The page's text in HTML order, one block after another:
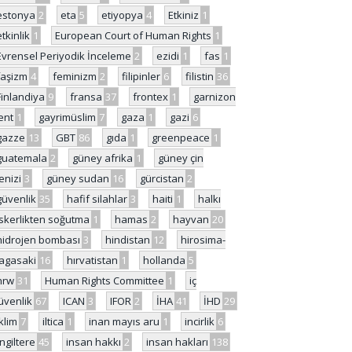
2 eta 5 etiyopya 4 Etkiniz 1
1 European Court of Human Rights 1
Periyodik İnceleme 2 ezidi 1 fas 1
4 feminizm 2 filipinler 6 filistin 36
9 fransa 37 frontex 1
garnizon
1 gayrimüslim 7 gaza 1 gazi 6
13 GBT 86 gıda 1 greenpeace 1
2 güney afrika 1
güney çin
3 güney sudan 16 gürcistan 2
35 hafif silahlar 3 haiti 1
halkı
soğutma 1 hamas 2 hayvan 20
bombası 3 hindistan 12
hirosima-
16 hırvatistan 1 hollanda 5
31 Human Rights Committee 1
iç
67 ICAN 3 IFOR 2 İHA 41 İHD 29
7 iltica 1 inan mayıs aru 1 incirlik 6
45 insan hakkı 2 insan hakları 138